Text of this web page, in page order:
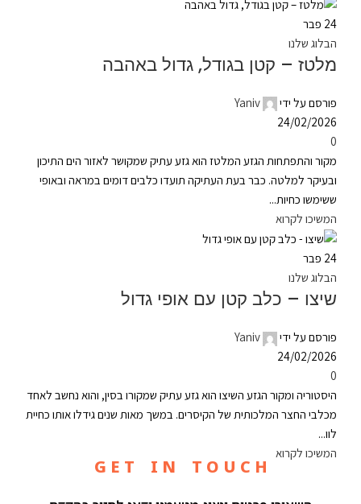
24 פבר
הבלוג שלנו
מלטז – קטן בגודל, גדול באהבה
פורסם על ידי
Yaniv
24/02/2026
0
מקור והתפתחות הגזע המלטז הוא גזע עתיק שמקושר לאזור הים התיכון
ובעיקר למלטה. כבר בעת העתיקה תועדו כלבים דומים במראה ובאופי
ששימשו כחיות...
המשיכו לקרוא
24 פבר
הבלוג שלנו
שיצו – כלב קטן עם אופי גדול
פורסם על ידי
Yaniv
24/02/2026
0
היסטוריה ומקור הגזע השיצו הוא גזע עתיק שמקורו בסין, והוא נחשב לאחד
מכלבי החצר המלכותית של הקיסרים. במשך מאות שנים גידלו אותו כחיית
לוו...
המשיכו לקרוא
G E T I N T O U C H